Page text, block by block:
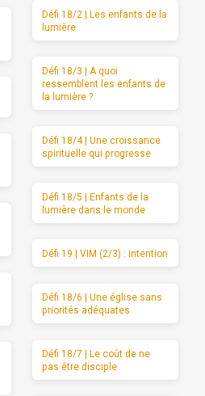
Défi 18/2 | Les enfants de la
lumière
Défi 18/3 | A quoi
ressemblent les enfants de
la lumière ?
Défi 18/4 | Une croissance
spirituelle qui progresse
Défi 18/5 | Enfants de la
lumière dans le monde
Défi 19 | VIM (2/3) : Intention
Défi 18/6 | Une église sans
priorités adéquates
Défi 18/7 | Le coût de ne
pas être disciple